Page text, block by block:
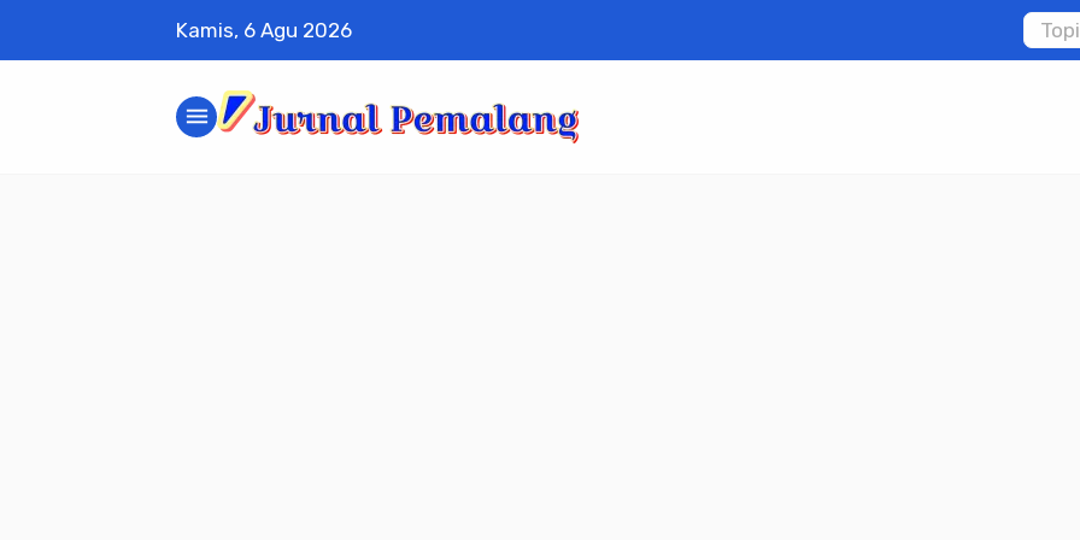
Kamis, 6 Agu 2026
menu